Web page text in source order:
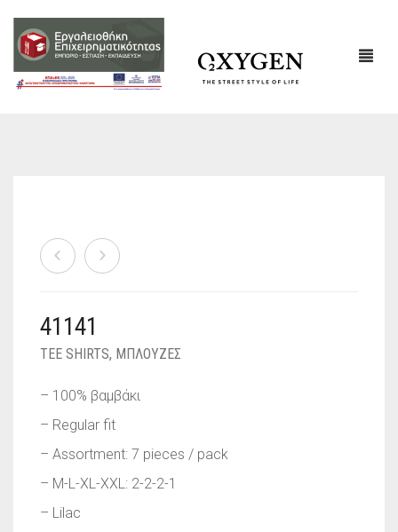
41141
TEE SHIRTS, ΜΠΛΟΥΖΕΣ
– 100% βαμβάκι
– Regular fit
– Assortment: 7 pieces / pack
– M-L-XL-XXL: 2-2-2-1
– Lilac